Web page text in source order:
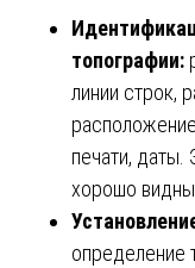
топографии:
линии строк,
печати, даты.
хорошо
определение